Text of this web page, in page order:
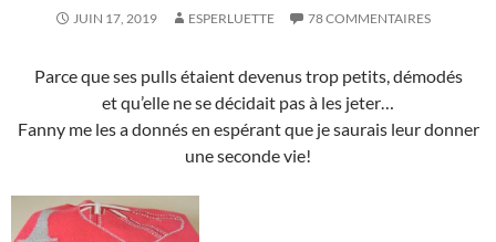
JUIN 17, 2019 ESPERLUETTE 78 COMMENTAIRES
Parce que ses pulls étaient devenus trop petits, démodés
et qu’elle ne se décidait pas à les jeter…
Fanny me les a donnés en espérant que je saurais leur donner
une seconde vie!